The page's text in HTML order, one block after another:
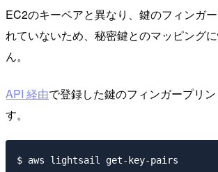
EC2のキーペアと異なり、鍵のフィンガ
れていないため、秘密鍵とのマッピング
ん。
API 経由で登録した鍵のフィンガープリ
す。
$ aws lightsail get-key-pairs